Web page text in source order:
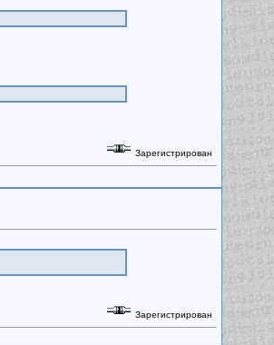
Зарегистрирован
Зарегистрирован